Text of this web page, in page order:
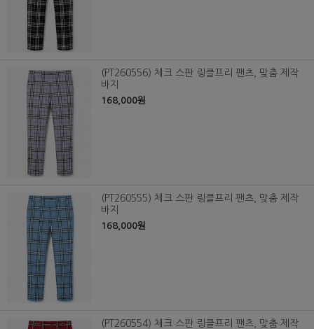
(PT260556) 체크 스판 링클프리 팬츠, 맞춤 제작
바지
168,000원
(PT260555) 체크 스판 링클프리 팬츠, 맞춤 제작
바지
168,000원
(PT260554) 체크 스판 링클프리 팬츠, 맞춤 제작